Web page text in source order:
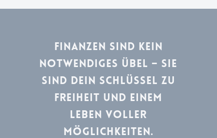
Finanzen sind kein
notwendiges Übel – sie
sind dein Schlüssel zu
Freiheit und einem
Leben voller
Möglichkeiten.